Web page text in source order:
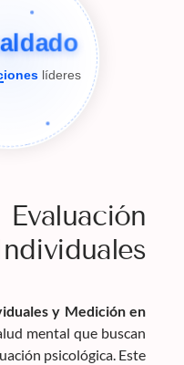
líderes
y Medición en
mental que buscan
psicológica. Este